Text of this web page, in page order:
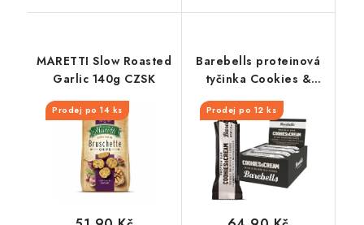
MARETTI Slow Roasted
Garlic 140g CZSK
Prodej po 14 ks
Barebells proteinová
tyčinka Cookies &
Prodej po 12 ks